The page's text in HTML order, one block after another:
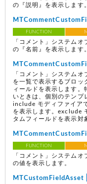
の『説明』を表示します。
FUNCTION
「コメント」システム
の『名前』を表示します。
「コメント」システム
を一覧で表示するブロッ
ィールドを表示します。
いときは、個別のテンプ
include モディファイア
を表示します。exclude
タムフィールドを表示対
FUNCTION
「コメント」システム
の値を表示します。
MTCustomFieldAsset